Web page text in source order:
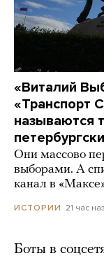
«Виталий
«Транспорт
называются
Они массово
выборами. А
канал в
ИСТОРИИ 21 час
Боты в